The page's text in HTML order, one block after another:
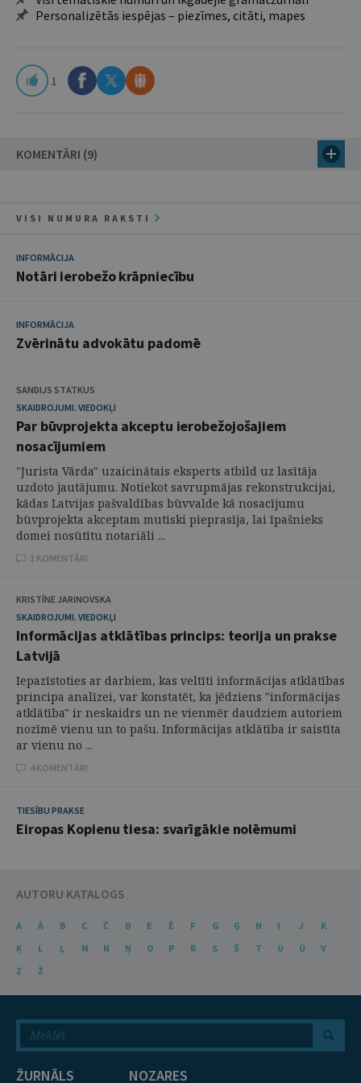
Personalizētās iespējas – piezīmes, citāti, mapes
1
KOMENTĀRI (9)
VISI NUMURA RAKSTI
INFORMĀCIJA
Notāri ierobežo krāpniecību
INFORMĀCIJA
Zvērinātu advokātu padomē
SANDIJS STATKUS
SKAIDROJUMI. VIEDOKĻI
Par būvprojekta akceptu ierobežojošajiem
nosacījumiem
"Jurista Vārda" uzaicinātais eksperts atbild uz lasītāja
uzdoto jautājumu. Notiekot savrupmājas rekonstrukcijai,
kādas Latvijas pašvaldības būvvalde kā nosacījumu
būvprojekta akceptam mutiski pieprasīja, lai īpašnieks
domei nosūtītu notariāli ...
1 KOMENTĀRI
KRISTĪNE JARINOVSKA
SKAIDROJUMI. VIEDOKĻI
Informācijas atklātības princips: teorija un prakse
Latvijā
Iepazīstoties ar darbiem, kas veltīti informācijas atklātības
principa analīzei, var konstatēt, ka jēdziens "informācijas
atklātība" ir neskaidrs un ne vienmēr daudziem autoriem
nozīmē vienu un to pašu. Informācijas atklātība ir saistīta
ar vienu no ...
4 KOMENTĀRI
TIESĪBU PRAKSE
Eiropas Kopienu tiesa: svarīgākie nolēmumi
AUTORU KATALOGS
A Ā B C Č D E Ē F G Ģ H I J
K
Ķ
L Ļ M N Ņ O P R S Š T U Ū
V
Z
Ž
ŽURNĀLS NOZARES